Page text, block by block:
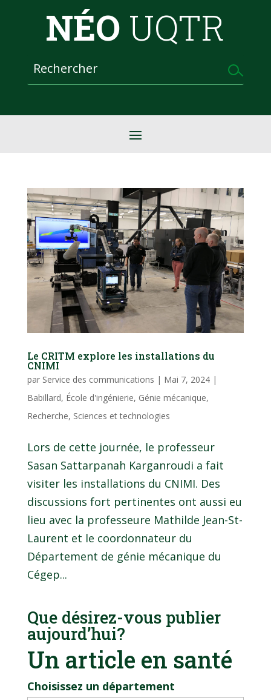
NÉO UQTR
Le CRITM explore les installations du
CNIMI
par Service des communications | Mai 7, 2024|
Babillard, École d'ingénierie, Génie mécanique,
Recherche, Sciences et technologies
Lors de cette journée, le professeur
Sasan Sattarpanah Karganroudi a fait
visiter les installations du CNIMI. Des
discussions fort pertinentes ont aussi eu
lieu avec la professeure Mathilde Jean-St-
Laurent et le coordonnateur du
Département de génie mécanique du
Cégep...
Que désirez-vous publier
aujourd’hui?
Un article en santé
Choisissez un département